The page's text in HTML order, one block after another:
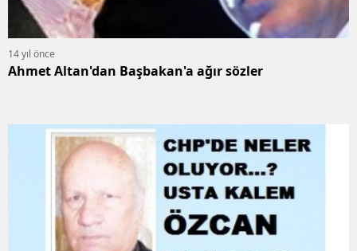
14 yıl önce
Ahmet Altan'dan Başbakan'a ağır sözler